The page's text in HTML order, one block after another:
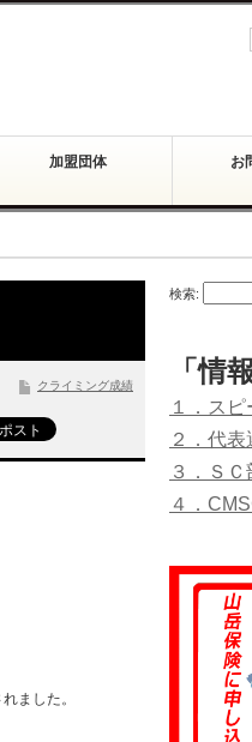
加盟団体 お
クライミング成績
ました。
検索:
「情
１．ス
２．代
３．Ｓ
４．